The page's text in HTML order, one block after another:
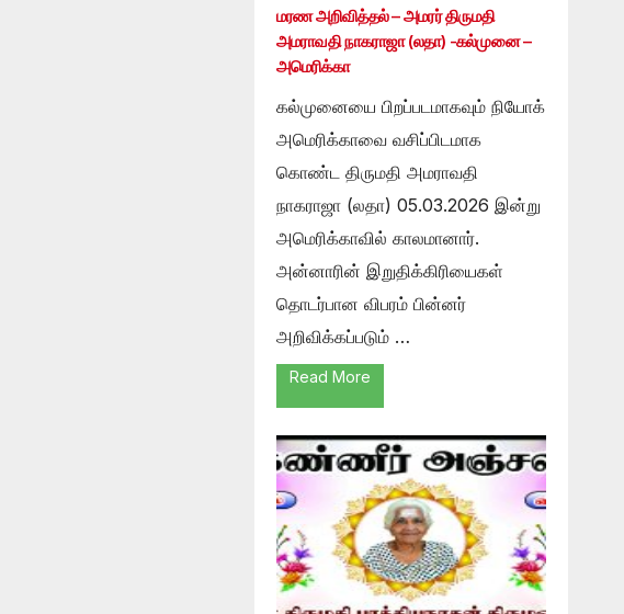
மரண அறிவித்தல் – அமரர் திருமதி
அமராவதி நாகராஜா (லதா) -கல்முனை –
அமெரிக்கா
கல்முனையை பிறப்படமாகவும் நியோக்
அமெரிக்காவை வசிப்பிடமாக
கொண்ட திருமதி அமராவதி
நாகராஜா (லதா) 05.03.2026 இன்று
அமெரிக்காவில் காலமானார்.
அன்னாரின் இறுதிக்கிரியைகள்
தொடர்பான விபரம் பின்னர்
அறிவிக்கப்படும் …
Read More